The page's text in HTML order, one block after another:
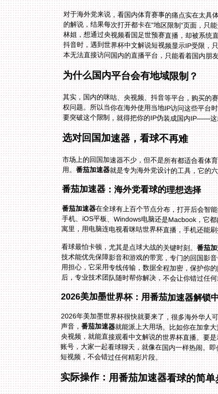
对于海外党来说，看国内体育赛事的痛点实在太具
的解说，结果每次打开都卡在“地区限制”页面，
林姐，想通过央视频看国足世预赛直播，却被系统
抖音时，遇到世界杯中文解说短视频显示IP受限，
本无法直接访问国内的直播平台，只能看着国内朋
为什么国内平台会有地域限制？
其实，国内的咪咕、央视频、抖音等平台，购买的
权问题。所以当你在海外使用当地IP访问这些平台
要突破这个限制，就得把你的IP伪装成国内IP——
选对回国加速器，看球不再难
市场上的回国加速器不少，但不是所有都适合看体
用。番茄加速器就是专为海外党设计的工具，它的
番茄加速器：海外党看球的理想选择
番茄加速器在全球有上百个节点分布，打开后会智
手机、iOS平板、Windows电脑还是
寓里，用电脑连电视看咪咕世界杯直播，手机还能
看球最怕卡顿，尤其是点球大战的关键时刻。番茄
后，专业技术团队随时帮你解决，不会让你错过任
2026美加墨世界杯：用番茄加速器解锁
2026年美加墨世界杯很快就要来了，很多海外华人
声音，番茄加速器就能派上大用场。比如你在加拿
短视频，不会错过任何精彩片段。
实际操作：用番茄加速器看球的简单